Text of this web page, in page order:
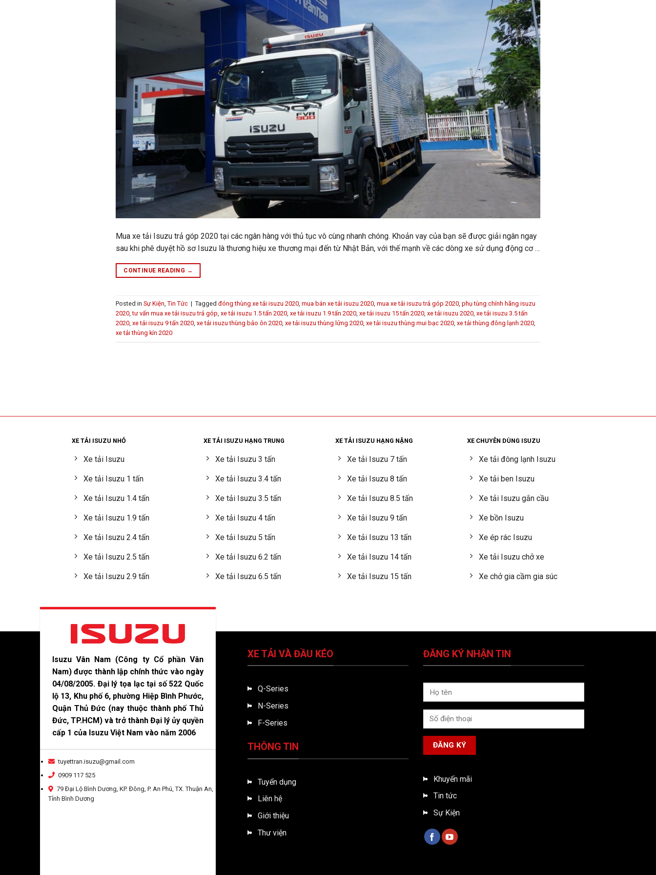
Mua xe tải Isuzu trả góp 2020 tại các ngân hàng với thủ tục vô cùng nhanh chóng. Khoản vay của bạn sẽ được giải ngân ngay
sau khi phê duyệt hồ sơ Isuzu là thương hiệu xe thương mại đến từ Nhật Bản, với thế mạnh về các dòng xe sử dụng động cơ …
CONTINUE READING →
Posted in Sự Kiện, Tin Tức | Tagged đóng thùng xe tải isuzu 2020, mua bán xe tải isuzu 2020, mua xe tải isuzu trả góp 2020, phụ tùng chính hãng isuzu
2020,tư vấn mua xe tải isuzu trả góp, xe tải isuzu 1.5 tấn 2020, xe tải isuzu 1.9 tấn 2020, xe tải isuzu 15 tấn 2020, xe tải isuzu 2020, xe tải isuzu 3.5 tấn
2020, xe tải isuzu 9 tấn 2020, xe tải isuzu thùng bảo ôn 2020, xe tải isuzu thùng lửng 2020, xe tải isuzu thùng mui bạc 2020, xe tải thùng đông lạnh 2020,
xe tải thùng kín 2020
XE TẢI ISUZU NHỎ
Xe tải Isuzu
Xe tải Isuzu 1 tấn
Xe tải Isuzu 1.4 tấn
Xe tải Isuzu 1.9 tấn
Xe tải Isuzu 2.4 tấn
Xe tải Isuzu 2.5 tấn
Xe tải Isuzu 2.9 tấn
XE TẢI ISUZU HẠNG TRUNG
Xe tải Isuzu 3 tấn
Xe tải Isuzu 3.4 tấn
Xe tải Isuzu 3.5 tấn
Xe tải Isuzu 4 tấn
Xe tải Isuzu 5 tấn
Xe tải Isuzu 6.2 tấn
Xe tải Isuzu 6.5 tấn
XE TẢI ISUZU HẠNG NẶNG
Xe tải Isuzu 7 tấn
Xe tải Isuzu 8 tấn
Xe tải Isuzu 8.5 tấn
Xe tải Isuzu 9 tấn
Xe tải Isuzu 13 tấn
Xe tải Isuzu 14 tấn
Xe tải Isuzu 15 tấn
XE CHUYÊN DÙNG ISUZU
Xe tải đông lạnh Isuzu
Xe tải ben Isuzu
Xe tải Isuzu gắn cầu
Xe bồn Isuzu
Xe ép rác Isuzu
Xe tải Isuzu chở xe
Xe chở gia cầm gia súc
Isuzu Vân Nam (Công ty Cổ phần Vân
Nam) được thành lập chính thức vào ngày
04/08/2005. Đại lý tọa lạc tại số 522 Quốc
lộ 13, Khu phố 6, phường Hiệp Bình Phước,
Quận Thủ Đức (nay thuộc thành phố Thủ
Đức, TP.HCM) và trở thành Đại lý ủy quyền
cấp 1 của Isuzu Việt Nam vào năm 2006
tuyettran.isuzu@gmail.com
0909 117 525
79 Đại Lộ Bình Dương, KP. Đông, P. An Phú, TX. Thuận An,
Tỉnh Bình Dương
XE TẢI VÀ ĐẦU KÉO
Q-Series
N-Series
F-Series
THÔNG TIN
Tuyển dụng
Liên hệ
Giới thiệu
Thư viện
ĐĂNG KÝ NHẬN TIN
Khuyến mãi
Tin tức
Sự Kiện